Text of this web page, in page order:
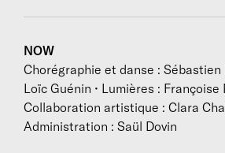
Ana revient dans sa ville natale à
propre compagnie. Elle entame
recherche avec la création du solo
qui l'amènera à explorer une
contemporaine de sa danse.
NOW
Chorégraphie et danse : Sébastien
Loïc Guénin • Lumières : Françoise
Collaboration artistique : Clara
Administration : Saül Dovin